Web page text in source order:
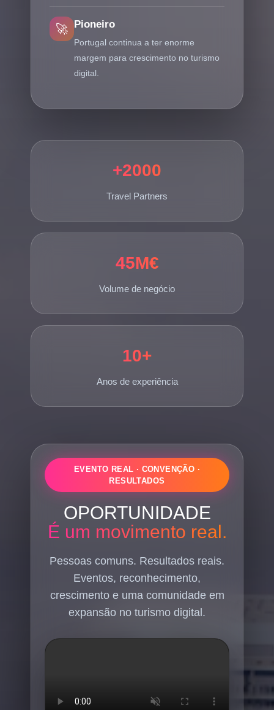
🚀 Pioneiro
Portugal continua a ter enorme
margem para crescimento no turismo
digital.
+2000
Travel Partners
45M€
Volume de negócio
10+
Anos de experiência
EVENTO REAL · CONVENÇÃO ·
RESULTADOS
OPORTUNIDADE
É um movimento real.
Pessoas comuns. Resultados reais.
Eventos, reconhecimento,
crescimento e uma comunidade em
expansão no turismo digital.